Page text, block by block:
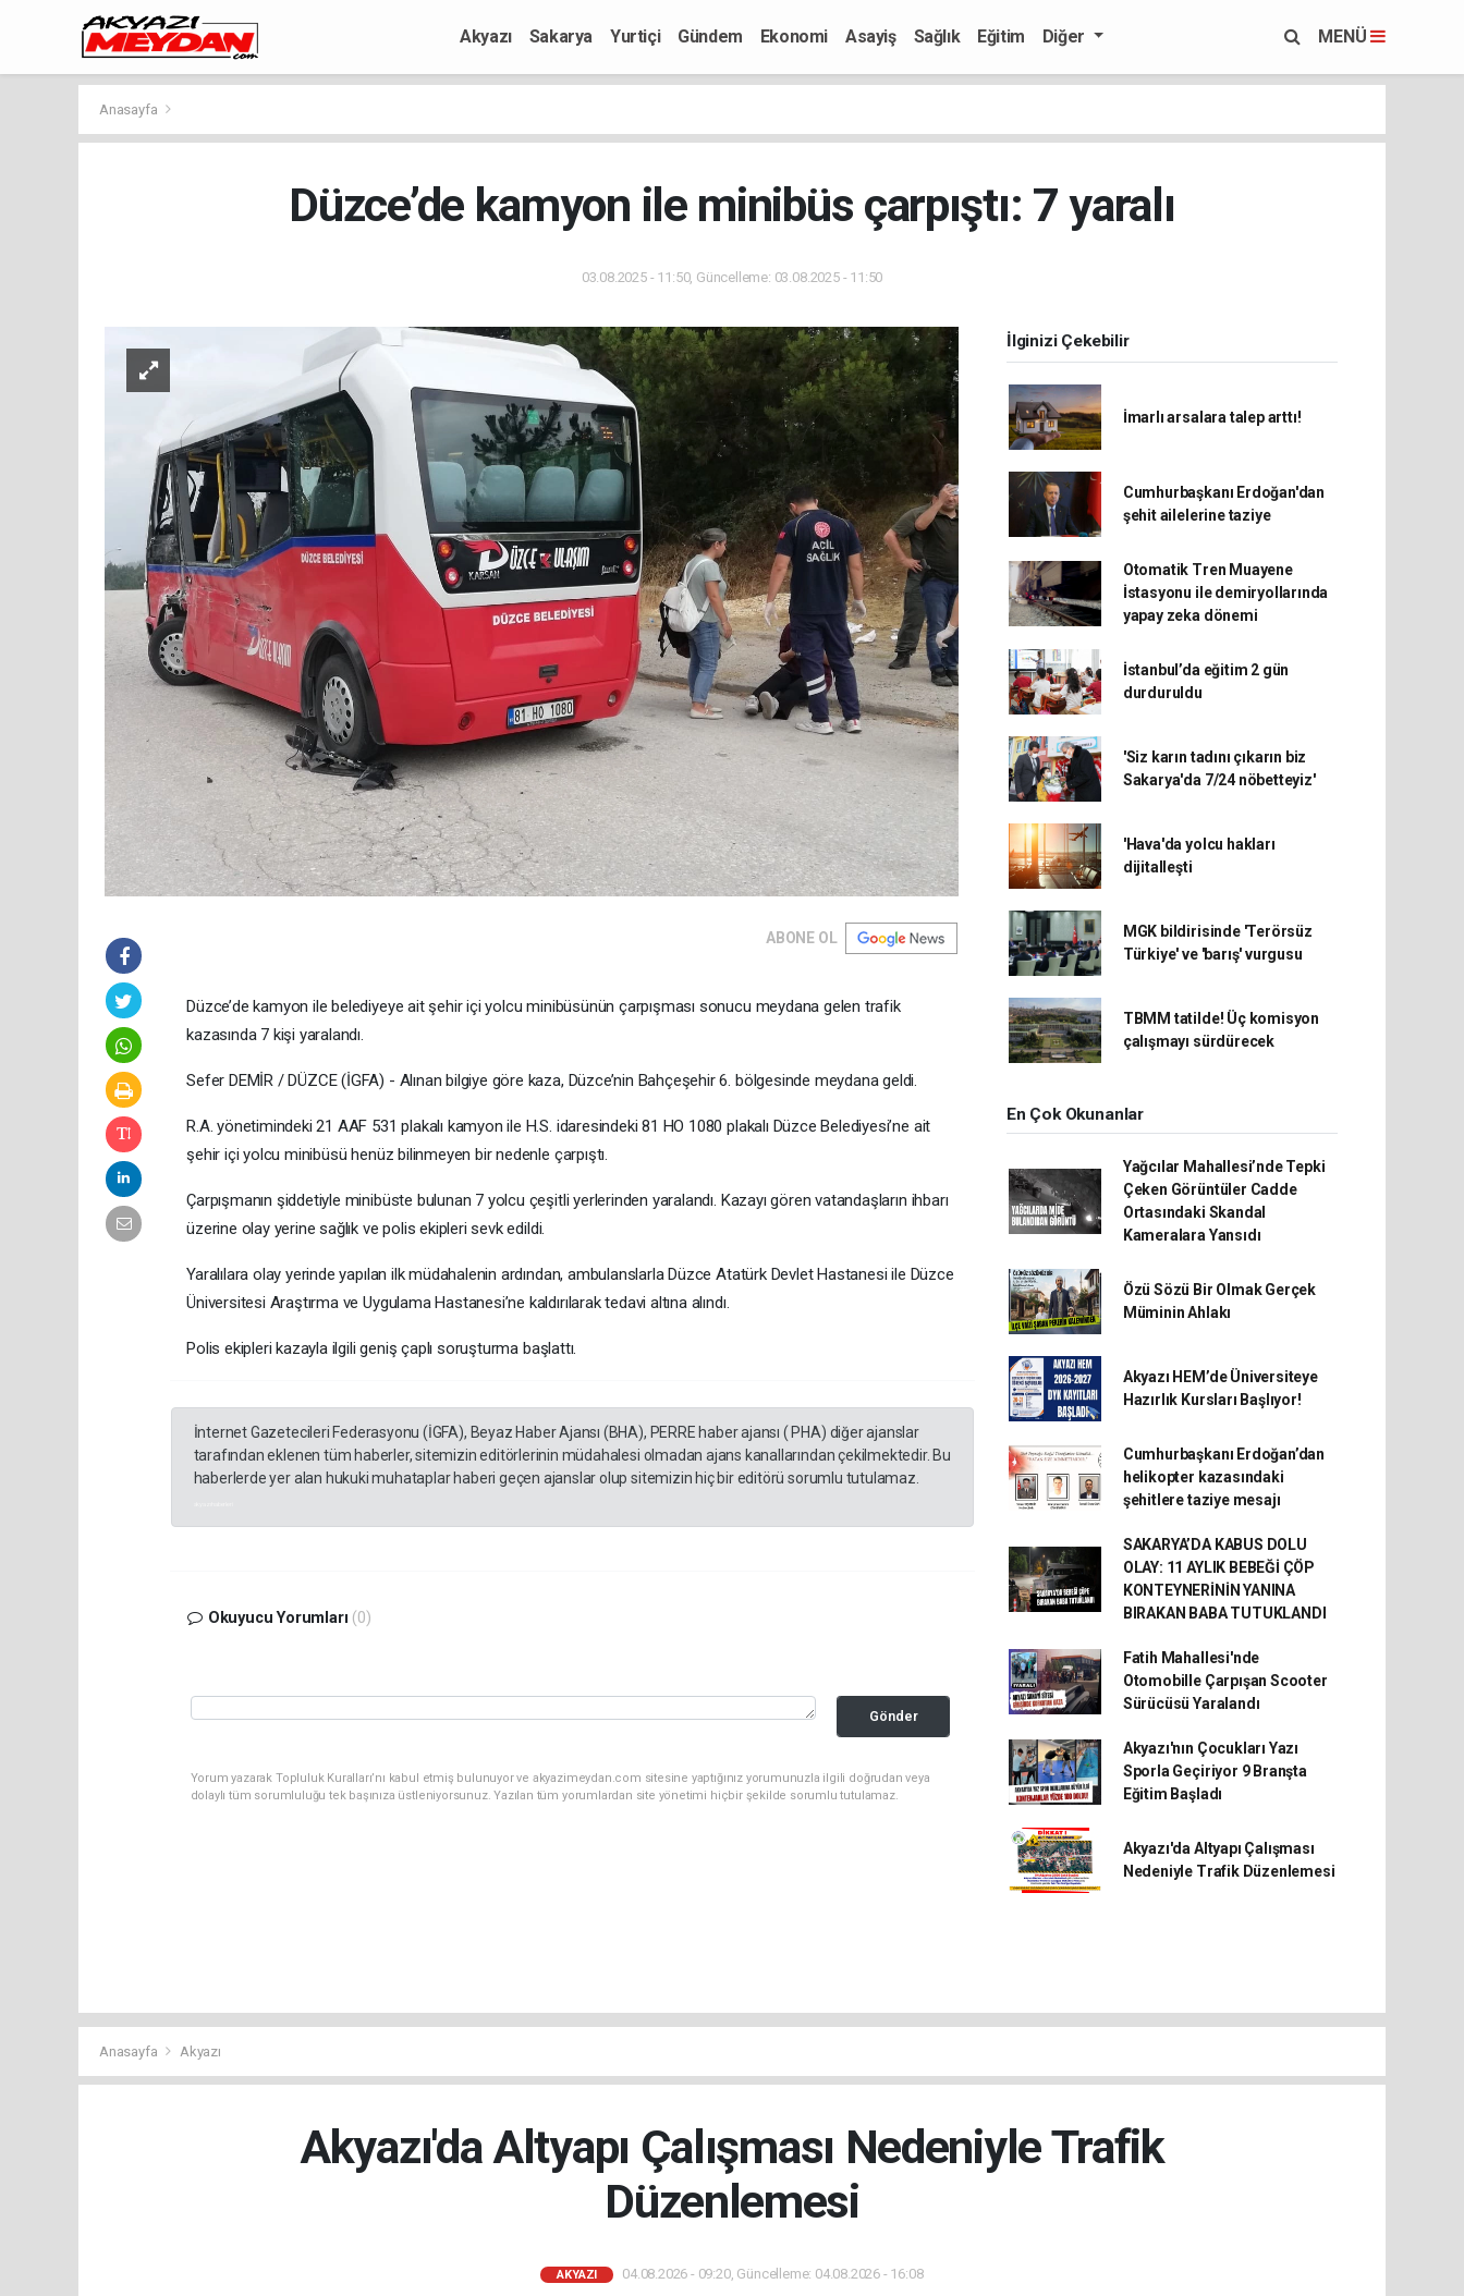
Akyazı Sakarya Yurtiçi Gündem Ekonomi Asayiş Sağlık Eğitim Diğer MENÜ
Anasayfa
Düzce’de kamyon ile minibüs çarpıştı: 7 yaralı
03.08.2025 - 11:50, Güncelleme: 03.08.2025 - 11:50
ABONE OL
Düzce’de kamyon ile belediyeye ait şehir içi yolcu minibüsünün çarpışması sonucu meydana gelen trafik
kazasında 7 kişi yaralandı.
Sefer DEMİR / DÜZCE (İGFA) - Alınan bilgiye göre kaza, Düzce’nin Bahçeşehir 6. bölgesinde meydana geldi.
R.A. yönetimindeki 21 AAF 531 plakalı kamyon ile H.S. idaresindeki 81 HO 1080 plakalı Düzce Belediyesi’ne ait
şehir içi yolcu minibüsü henüz bilinmeyen bir nedenle çarpıştı.
Çarpışmanın şiddetiyle minibüste bulunan 7 yolcu çeşitli yerlerinden yaralandı. Kazayı gören vatandaşların ihbarı
üzerine olay yerine sağlık ve polis ekipleri sevk edildi.
Yaralılara olay yerinde yapılan ilk müdahalenin ardından, ambulanslarla Düzce Atatürk Devlet Hastanesi ile Düzce
Üniversitesi Araştırma ve Uygulama Hastanesi’ne kaldırılarak tedavi altına alındı.
Polis ekipleri kazayla ilgili geniş çaplı soruşturma başlattı.
İnternet Gazetecileri Federasyonu (İGFA), Beyaz Haber Ajansı (BHA), PERRE haber ajansı ( PHA) diğer ajanslar
tarafından eklenen tüm haberler, sitemizin editörlerinin müdahalesi olmadan ajans kanallarından çekilmektedir. Bu
haberlerde yer alan hukuki muhataplar haberi geçen ajanslar olup sitemizin hiç bir editörü sorumlu tutulamaz.
Okuyucu Yorumları (0)
Gönder
Yorum yazarak Topluluk Kuralları’nı kabul etmiş bulunuyor ve akyazimeydan.com sitesine yaptığınız yorumunuzla ilgili doğrudan veya
dolaylı tüm sorumluluğu tek başınıza üstleniyorsunuz. Yazılan tüm yorumlardan site yönetimi hiçbir şekilde sorumlu tutulamaz.
İlginizi Çekebilir
İmarlı arsalara talep arttı!
Cumhurbaşkanı Erdoğan'dan
şehit ailelerine taziye
Otomatik Tren Muayene
İstasyonu ile demiryollarında
yapay zeka dönemi
İstanbul’da eğitim 2 gün
durduruldu
'Siz karın tadını çıkarın biz
Sakarya'da 7/24 nöbetteyiz'
'Hava'da yolcu hakları
dijitalleşti
MGK bildirisinde 'Terörsüz
Türkiye' ve 'barış' vurgusu
TBMM tatilde! Üç komisyon
çalışmayı sürdürecek
En Çok Okunanlar
Yağcılar Mahallesi’nde Tepki
Çeken Görüntüler Cadde
Ortasındaki Skandal
Kameralara Yansıdı
Özü Sözü Bir Olmak Gerçek
Müminin Ahlakı
Akyazı HEM’de Üniversiteye
Hazırlık Kursları Başlıyor!
Cumhurbaşkanı Erdoğan’dan
helikopter kazasındaki
şehitlere taziye mesajı
SAKARYA’DA KABUS DOLU
OLAY: 11 AYLIK BEBEĞİ ÇÖP
KONTEYNERİNİN YANINA
BIRAKAN BABA TUTUKLANDI
Fatih Mahallesi'nde
Otomobille Çarpışan Scooter
Sürücüsü Yaralandı
Akyazı'nın Çocukları Yazı
Sporla Geçiriyor 9 Branşta
Eğitim Başladı
Akyazı'da Altyapı Çalışması
Nedeniyle Trafik Düzenlemesi
Anasayfa Akyazı
Akyazı'da Altyapı Çalışması Nedeniyle Trafik
Düzenlemesi
AKYAZI 04.08.2026 - 09:20, Güncelleme: 04.08.2026 - 16:08